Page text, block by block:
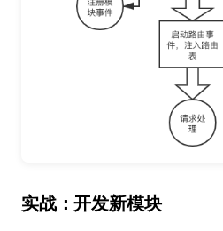
实战：开发新模块